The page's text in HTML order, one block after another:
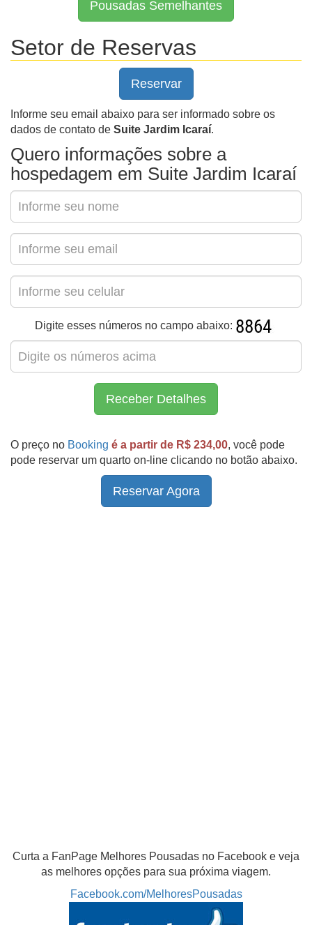
Pousadas Semelhantes
Setor de Reservas
Reservar
Informe seu email abaixo para ser informado sobre os
dados de contato de Suite Jardim Icaraí.
Quero informações sobre a
hospedagem em Suite Jardim Icaraí
Digite esses números no campo abaixo:
Receber Detalhes
O preço no Booking é a partir de R$ 234,00, você pode
pode reservar um quarto on-line clicando no botão abaixo.
Reservar Agora
Curta a FanPage Melhores Pousadas no Facebook e veja
as melhores opções para sua próxima viagem.
Facebook.com/MelhoresPousadas